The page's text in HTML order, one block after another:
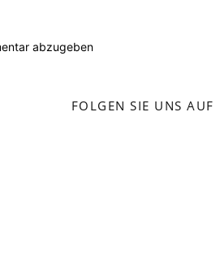
abzugeben
FOLGEN SIE UNS